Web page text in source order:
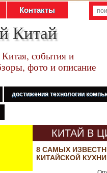
Контакты
Китай
события и
фото и описание
достижения технологии
КИТАЙ В
8 САМЫХ
КИТАЙСКОЙ КУХНИ